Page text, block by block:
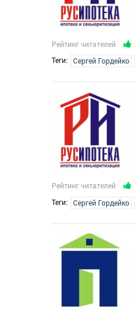
Рейтинг читателей
Теги:
Сергей Гордейко
Рейтинг читателей
Теги:
Сергей Гордейко